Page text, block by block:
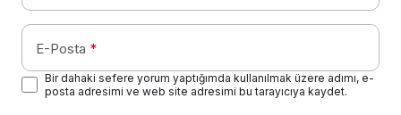
E-Posta *
Bir dahaki sefere yorum yaptığımda kullanılmak üzere adımı, e-
posta adresimi ve web site adresimi bu tarayıcıya kaydet.